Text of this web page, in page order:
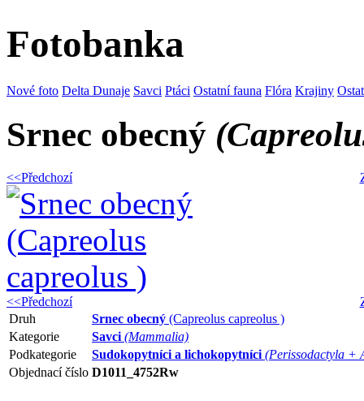
Fotobanka
Nové foto Delta Dunaje Savci Ptáci Ostatní fauna Flóra Krajiny
Srnec obecný
<<Předchozí
<<Předchozí
Druh
Srnec obecný (Capreolus capreolus )
Kategorie
Savci (Mammalia)
Podkategorie
Sudokopytníci a lichokopytníci (Perissodactyla +
Objednací číslo D1011_4752Rw